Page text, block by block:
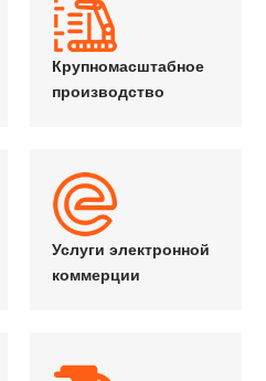
Крупномасштабное
производство
Услуги электронной
коммерции